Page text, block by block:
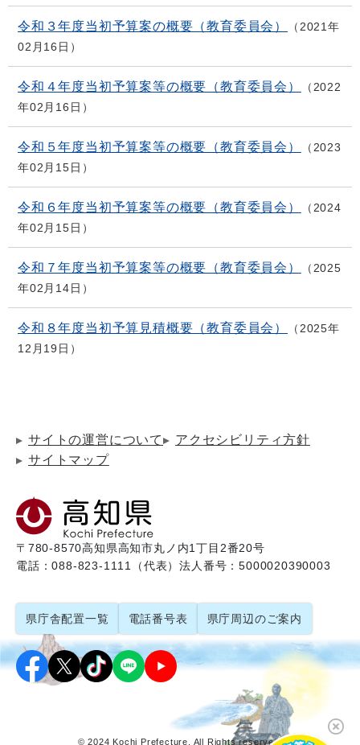
令和３年度当初予算案の概要（教育委員会）
2021年
02月16日
令和４年度当初予算案等の概要（教育委員会）
2022
年02月16日
令和５年度当初予算案等の概要（教育委員会）
2023
年02月15日
令和６年度当初予算案等の概要（教育委員会）
2024
年02月15日
令和７年度当初予算案等の概要（教育委員会）
2025
年02月14日
令和８年度当初予算見積概要（教育委員会）
2025年
12月19日
サイトの運営について
アクセシビリティ方針
サイトマップ
〒780-8570高知県高知市丸ノ内1丁目2番20号
電話：088-823-1111（代表）法人番号：5000020390003
県庁舎配置一覧 電話番号表 県庁周辺のご案内
© 2024 Kochi Prefecture. All Rights reserved.